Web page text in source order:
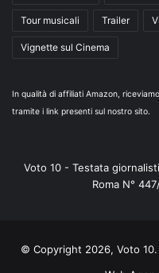
Tour musicali Trailer
Vignette sul Cinema
In qualità di affiliati Amazon,
tramite i link presenti sul nostro sito.
Voto 10 - Testata
Roma N°
© Copyright 2026, Voto